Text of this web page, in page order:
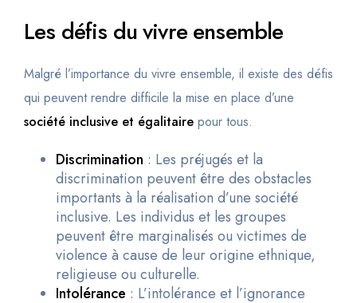
Les défis du vivre ensemble
Malgré l’importance du vivre ensemble, il existe des défis
qui peuvent rendre difficile la mise en place d’une
société inclusive et égalitaire pour tous.
Discrimination : Les préjugés et la
discrimination peuvent être des obstacles
importants à la réalisation d’une société
inclusive. Les individus et les groupes
peuvent être marginalisés ou victimes de
violence à cause de leur origine ethnique,
religieuse ou culturelle.
Intolérance : L’intolérance et l’ignorance